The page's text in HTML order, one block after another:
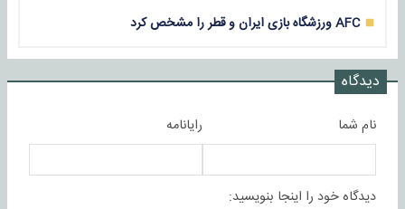
AFC ورزشگاه بازی ایران و قطر را مشخص کرد
دیدگاه
نام شما رایانامه
دیدگاه خود را اینجا بنویسید: